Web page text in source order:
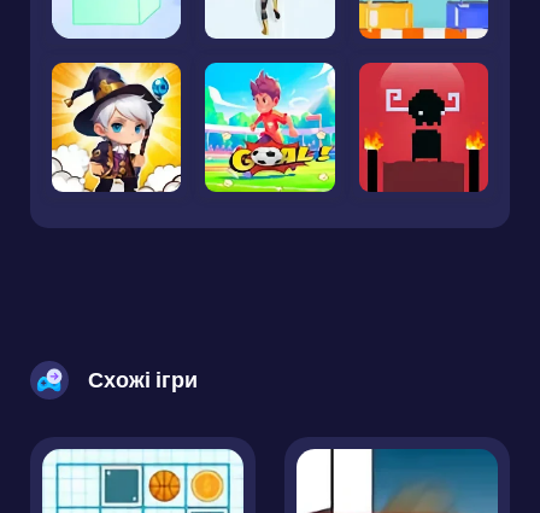
Схожі ігри